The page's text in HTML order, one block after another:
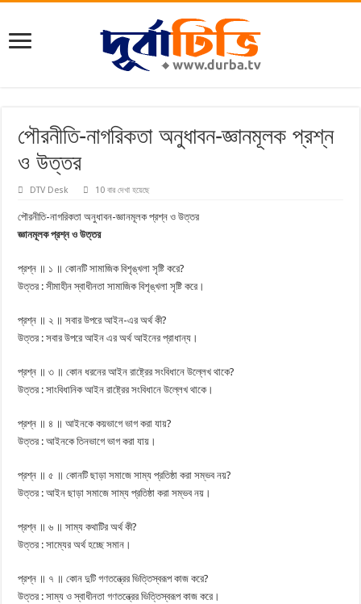
পৌরনীতি-নাগরিকতা অনুধাবন-জ্ঞানমূলক প্রশ্ন
ও উত্তর
DTV Desk 10 বার দেখা হয়েছে
পৌরনীতি-নাগরিকতা অনুধাবন-জ্ঞানমূলক প্রশ্ন ও উত্তর
জ্ঞানমূলক প্রশ্ন ও উত্তর
প্রশ্ন ॥ ১ ॥ কোনটি সামাজিক বিশৃঙ্খলা সৃষ্টি করে?
উত্তর : সীমাহীন স্বাধীনতা সামাজিক বিশৃঙ্খলা সৃষ্টি করে।
প্রশ্ন ॥ ২ ॥ সবার উপরে আইন-এর অর্থ কী?
উত্তর : সবার উপরে আইন এর অর্থ আইনের প্রাধান্য।
প্রশ্ন ॥ ৩ ॥ কোন ধরনের আইন রাষ্ট্রের সংবিধানে উল্লেখ থাকে?
উত্তর : সাংবিধানিক আইন রাষ্ট্রের সংবিধানে উল্লেখ থাকে।
প্রশ্ন ॥ ৪ ॥ আইনকে কয়ভাগে ভাগ করা যায়?
উত্তর : আইনকে তিনভাগে ভাগ করা যায়।
প্রশ্ন ॥ ৫ ॥ কোনটি ছাড়া সমাজে সাম্য প্রতিষ্ঠা করা সম্ভব নয়?
উত্তর : আইন ছাড়া সমাজে সাম্য প্রতিষ্ঠা করা সম্ভব নয়।
প্রশ্ন ॥ ৬ ॥ সাম্য কথাটির অর্থ কী?
উত্তর : সাম্যের অর্থ হচ্ছে সমান।
প্রশ্ন ॥ ৭ ॥ কোন দুটি গণতন্ত্রের ভিত্তিস্বরূপ কাজ করে?
উত্তর : সাম্য ও স্বাধীনতা গণতন্ত্রের ভিত্তিস্বরূপ কাজ করে।